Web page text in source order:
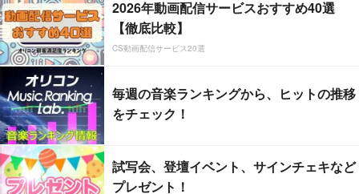
2026年動画配信サービスおすすめ40選
【徹底比較】
CS動画配信サービス20選
毎週の音楽ランキングから、ヒットの推移
をチェック！
試写会、登壇イベント、サインチェキなど
プレゼント！